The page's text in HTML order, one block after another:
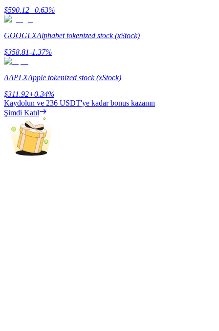
Register & Trade to Win 500,000 USDT
Precious Metals Trading Carnival
Trade Gold & Silver · 33,333 USDT Bonus
$590.12+0.63%
GOOGLXAlphabet tokenized stock (xStock)
$358.81-1.37%
AAPLXApple tokenized stock (xStock)
$311.92+0.34%
Kaydolun ve 236 USDT'ye kadar bonus kazanın
Şimdi Katıl